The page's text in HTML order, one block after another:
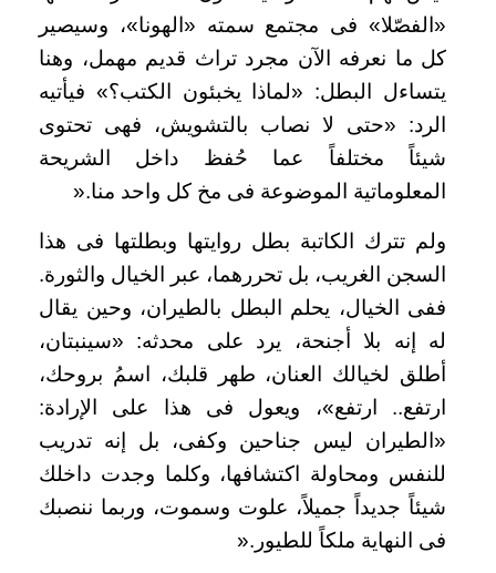
«الفصّلا» فى مجتمع سمته «الهونا»، وسيصير
كل ما نعرفه الآن مجرد تراث قديم مهمل، وهنا
يتساءل البطل: «لماذا يخبئون الكتب؟» فيأتيه
الرد: «حتى لا نصاب بالتشويش، فهى تحتوى
شيئاً مختلفاً عما حُفظ داخل الشريحة
المعلوماتية الموضوعة فى مخ كل واحد منا».
ولم تترك الكاتبة بطل روايتها وبطلتها فى هذا
السجن الغريب، بل تحررهما، عبر الخيال والثورة.
ففى الخيال، يحلم البطل بالطيران، وحين يقال
له إنه بلا أجنحة، يرد على محدثه: «سينبتان،
أطلق لخيالك العنان، طهر قلبك، اسمُ بروحك،
ارتفع.. ارتفع»، ويعول فى هذا على الإرادة:
«الطيران ليس جناحين وكفى، بل إنه تدريب
للنفس ومحاولة اكتشافها، وكلما وجدت داخلك
شيئاً جديداً جميلاً، علوت وسموت، وربما ننصبك
فى النهاية ملكاً للطيور ».